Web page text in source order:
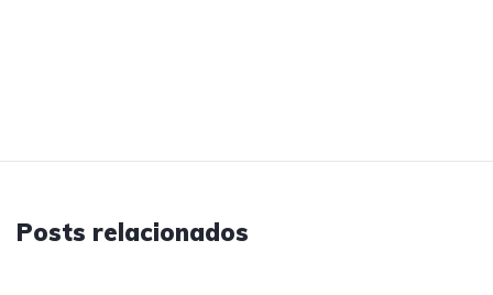
Posts relacionados